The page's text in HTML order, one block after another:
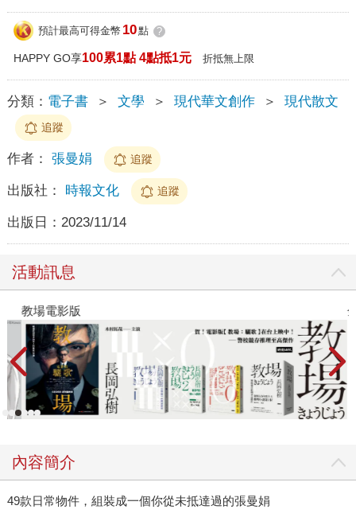
預計最高可得金幣 10點 ?
HAPPY GO享100累1點 4點抵1元 折抵無上限
分類： 電子書 ＞ 文學 ＞ 現代華文創作 ＞ 現代散文
追蹤
作者： 張曼娟 追蹤
出版社： 時報文化 追蹤
出版日： 2023/11/14
活動訊息
教場電影版
內容簡介
49款日常物件，組裝成一個你從未抵達過的張曼娟